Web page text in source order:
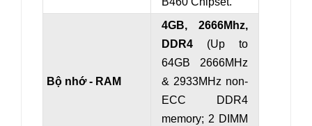
Bộ nhớ - RAM
4GB, 2666Mhz,
DDR4
(Up to
64GB 2666MHz
& 2933MHz non-
ECC DDR4
memory; 2 DIMM